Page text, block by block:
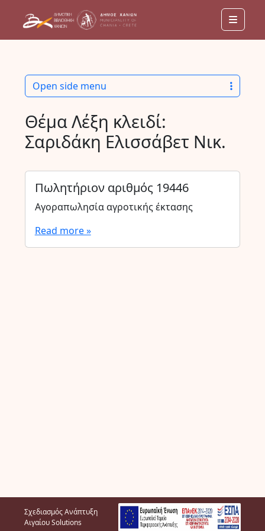
Menu
Θέμα Λέξη κλειδί:
Σαριδάκη Ελισσάβετ Νικ.
Πωλητήριον αριθμός 19446
Αγοραπωλησία αγροτικής έκτασης
Read more »
Open side menu
Σχεδιασμός Ανάπτυξη
Αιγαίου Solutions